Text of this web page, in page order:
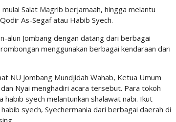
Salat Magrib berjamaah, hingga melantu
As-Segaf atau Habib Syech.
alun Jombang dengan datang dari berbagai
menggunakan berbagai kendaraan dari
NU Jombang Mundjidah Wahab, Ketua Umum
Nyai menghadiri acara tersebut. Para tokoh
syech melantunkan shalawat nabi. Ikut
syech, Syechermania dari berbagai daerah di